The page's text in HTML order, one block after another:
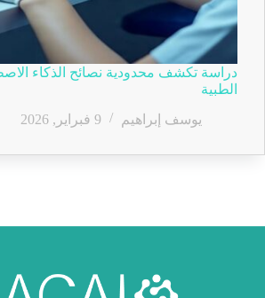
دراسة تكشف محدودية نصائح الذكاء
الطبية
يوسف إبراهيم
9 فبراير, 2026